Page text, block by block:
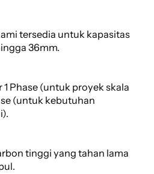
tersedia untuk kapasitas
36mm.
Phase (untuk proyek skala
(untuk kebutuhan
tinggi yang tahan lama